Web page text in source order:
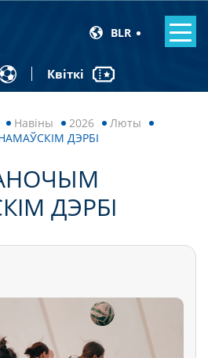
BLR
Квіткі
Навiны 2026
Люты
ДЭРБІ
ДЭРБІ